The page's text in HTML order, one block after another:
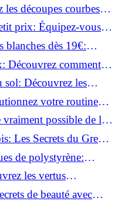
35€!
découpes courbes
prix: Équipez-vous
blanches dès 19€:
Découvrez comment
sol: Découvrez les
votre routine
possible de les
Les Secrets du Green
de polystyrène:
effort !
les vertus
coco!de beauté avec